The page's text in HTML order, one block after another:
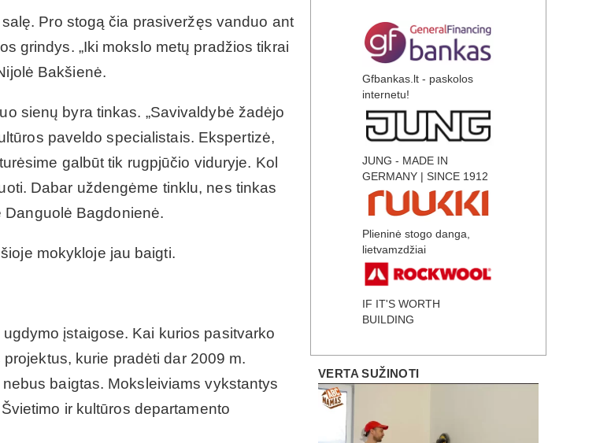
Pro stogą čia prasiveržęs vanduo ant
grindys. „Iki mokslo metų pradžios tikrai
Bakšienė.
sienų byra tinkas. „Savivaldybė žadėjo
paveldo specialistais. Ekspertizė,
galbūt tik rugpjūčio viduryje. Kol
Dabar uždengėme tinklu, nes tinkas
Danguolė Bagdonienė.
mokykloje jau baigti.
įstaigose. Kai kurios pasitvarko
kurie pradėti dar 2009 m.
baigtas. Moksleiviams vykstantys
ir kultūros departamento
Gfbankas.lt - paskolos
internetu!
JUNG - MADE IN
GERMANY | SINCE 1912
Plieninė stogo danga,
lietvamzdžiai
IF IT'S WORTH
BUILDING
VERTA SUŽINOTI